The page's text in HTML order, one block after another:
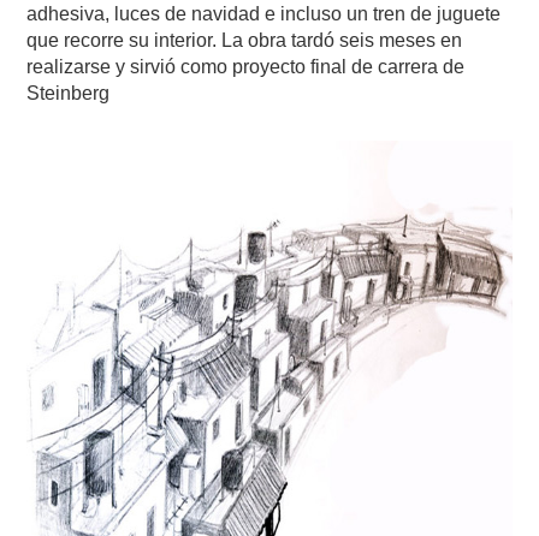
adhesiva, luces de navidad e incluso un tren de juguete
que recorre su interior. La obra tardó seis meses en
realizarse y sirvió como proyecto final de carrera de
Steinberg